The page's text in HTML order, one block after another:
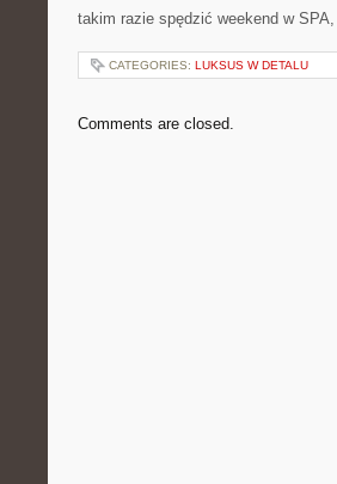
takim razie spędzić weekend w
CATEGORIES: LUKSUS W DETALU
Comments are closed.